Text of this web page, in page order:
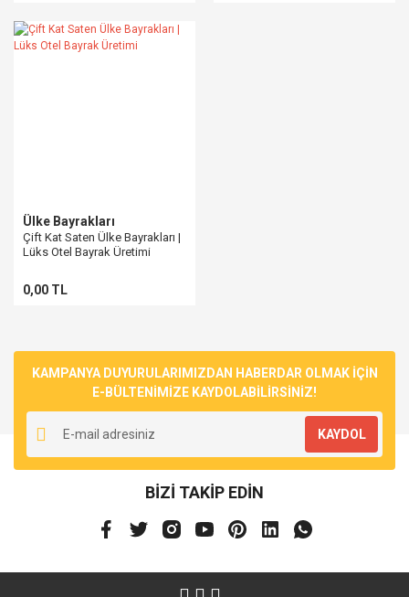
Ülke Bayrakları
Çift Kat Saten Ülke Bayrakları |
Lüks Otel Bayrak Üretimi
0,00 TL
KAMPANYA DUYURULARIMIZDAN HABERDAR OLMAK İÇİN
E-BÜLTENİMİZE KAYDOLABİLİRSİNİZ!
KAYDOL
BİZİ TAKİP EDİN